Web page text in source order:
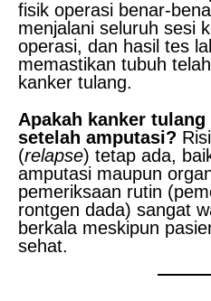
fisik operasi benar-
menjalani seluruh sesi
operasi, dan hasil tes
memastikan tubuh
kanker tulang.
Apakah kanker
setelah amputasi?
(relapse) tetap ada,
amputasi maupun
pemeriksaan rutin
rontgen dada) sangat
berkala meskipun
sehat.